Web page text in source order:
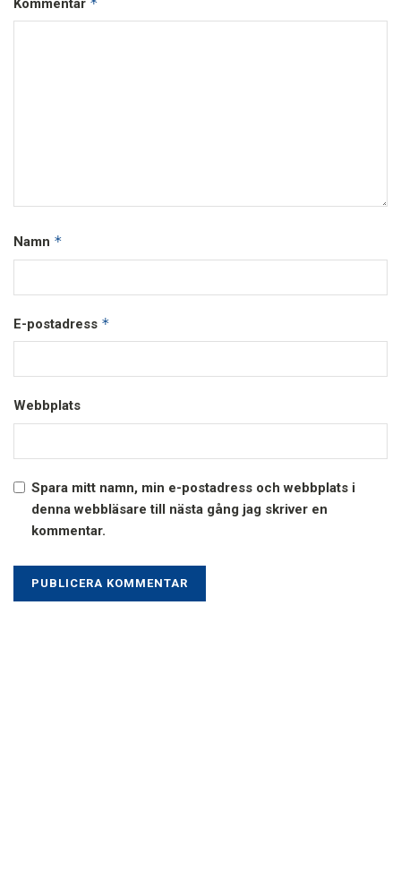
Kommentar
Namn *
E-postadress *
Webbplats
Spara mitt namn, min e-postadress och webbplats i
denna webbläsare till nästa gång jag skriver en
kommentar.